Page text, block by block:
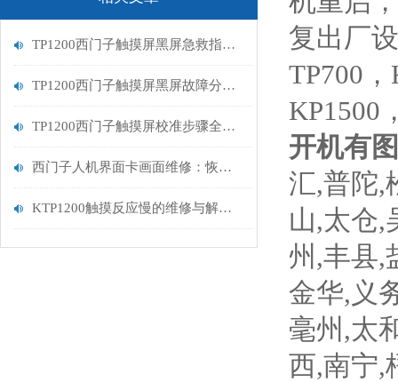
TP1200西门子触摸屏黑屏急救指南：从排查到修复的完整流程
TP1200西门子触摸屏黑屏故障分析与维修指南
TP1200西门子触摸屏校准步骤全解析
西门子人机界面卡画面维修：恢复高效交互的关键步骤
KTP1200触摸反应慢的维修与解决方案
复出厂
TP700
KP1500
开机有
汇,普陀,
山,太仓,
州,丰县,
金华,义
毫州,太
西,南宁,